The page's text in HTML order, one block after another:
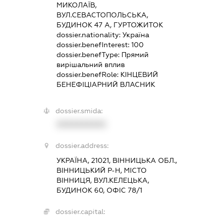
МИКОЛАЇВ,
ВУЛ.СЕВАСТОПОЛЬСЬКА,
БУДИНОК 47 А, ГУРТОЖИТОК
dossier.nationality: Україна
dossier.benefInterest: 100
dossier.benefType: Прямий
вирішальний вплив
dossier.benefRole: КІНЦЕВИЙ
БЕНЕФІЦІАРНИЙ ВЛАСНИК
dossier.smida:
dossier.address:
УКРАЇНА, 21021, ВІННИЦЬКА ОБЛ.,
ВІННИЦЬКИЙ Р-Н, МІСТО
ВІННИЦЯ, ВУЛ.КЕЛЕЦЬКА,
БУДИНОК 60, ОФІС 78/1
dossier.capital: